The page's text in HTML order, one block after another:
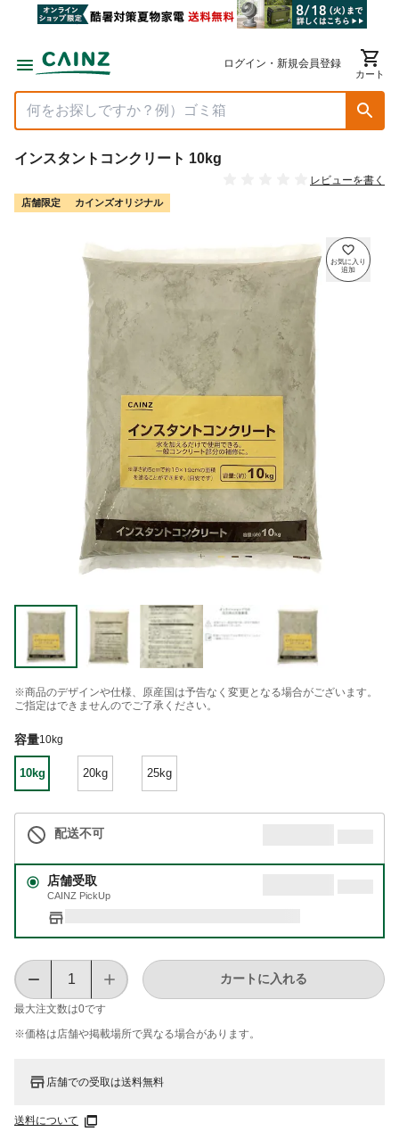
ログイン・新規会員登録
カート
インスタントコンクリート 10kg
レビューを書く
店舗限定 カインズオリジナル
※商品のデザインや仕様、原産国は予告なく変更となる場合がございます。
ご指定はできませんのでご了承ください。
容量10kg
10kg 20kg 25kg
配送不可
店舗受取
CAINZ PickUp
最大注文数は0です
カートに入れる
※価格は​店舗や​掲載場所で​異なる​場合が​あります。
店舗での受取は送料無料
送料について